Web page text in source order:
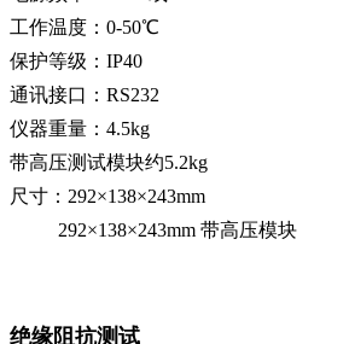
工作温度：0-50℃
保护等级：IP40
通讯接口：RS232
仪器重量：4.5kg
带高压测试模块约5.2kg
尺寸：292×138×243mm
292×138×243mm 带高压模块
绝缘阻抗测试